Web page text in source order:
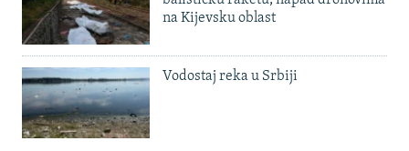
na Kijevsku oblast
Vodostaj reka u Srbiji